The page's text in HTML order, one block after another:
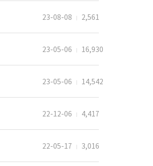
23-08-08 2,561
23-05-06 16,930
23-05-06 14,542
22-12-06 4,417
22-05-17 3,016